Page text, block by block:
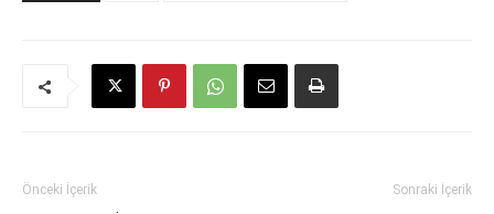
Önceki İçerik Sonraki İçerik